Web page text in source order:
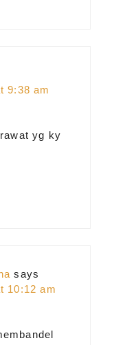
9:38 am
yg ky
says
10:12 am